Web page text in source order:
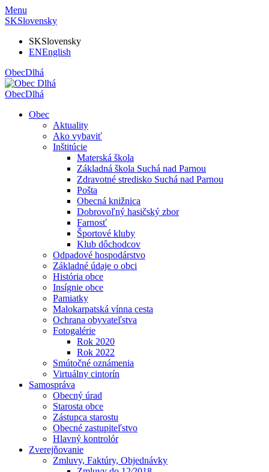
Menu
SKSlovensky
SKSlovensky
ENEnglish
ObecDlhá
ObecDlhá
Obec
Aktuality
Ako vybaviť
Inštitúcie
Materská škola
Základná škola Suchá nad Parnou
Zdravotné stredisko Suchá nad Parnou
Pošta
Obecná knižnica
Dobrovoľný hasičský zbor
Farnosť
Športové kluby
Klub dôchodcov
Odpadové hospodárstvo
Základné údaje o obci
História obce
Insígnie obce
Pamiatky
Malokarpatská vínna cesta
Ochrana obyvateľstva
Fotogalérie
Rok 2020
Rok 2022
Smútočné oznámenia
Virtuálny cintorín
Samospráva
Obecný úrad
Starosta obce
Zástupca starostu
Obecné zastupiteľstvo
Hlavný kontrolór
Zverejňovanie
Zmluvy, Faktúry, Objednávky